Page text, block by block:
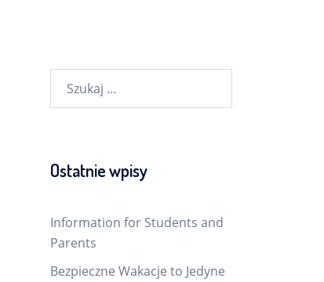
Ostatnie wpisy
Information for Students and
Parents
Bezpieczne Wakacje to Jedyne